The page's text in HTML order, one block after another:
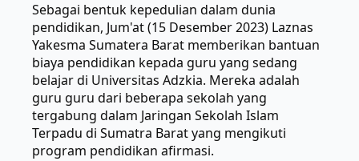
Sebagai bentuk kepedulian dalam dunia
pendidikan, Jum'at (15 Desember 2023) Laznas
Yakesma Sumatera Barat memberikan bantuan
biaya pendidikan kepada guru yang sedang
belajar di Universitas Adzkia. Mereka adalah
guru guru dari beberapa sekolah yang
tergabung dalam Jaringan Sekolah Islam
Terpadu di Sumatra Barat yang mengikuti
program pendidikan afirmasi.